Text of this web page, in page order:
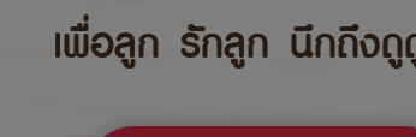
เพื่อลูก รักลูก นึกถึงดู